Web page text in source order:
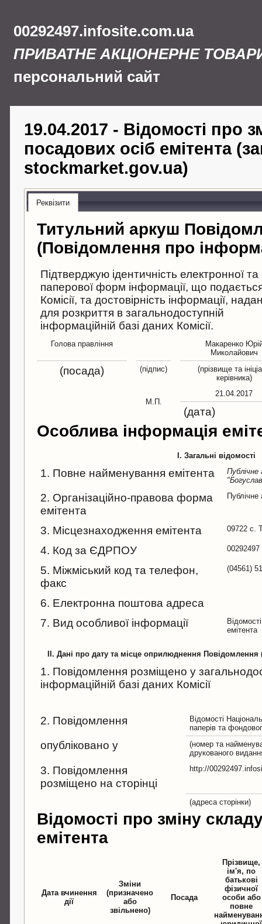
00292497.infosite.com.ua
ПРИВАТНЕ АКЦІОНЕРНЕ
персональний сайт
19.04.2017 - Відомості про
посадових осіб емітента
stockmarket.gov.ua)
Реквізити
Титульний аркуш
(Повідомлення про
Підтверджую ідентичність електронної та
паперової форм інформації, що
Комісії, та достовірність інформації,
для розкриття в загальнодоступній
інформаційній базі даних Комісії.
Голова правління
Макаренко
Миколайович
(посада) (підпис)
(прізвище та
керівника)
М.П.
21.04.2017
(дата)
Особлива інформація
I. Загальні відомості
1. Повне найменування емітента
2. Організаційно-правова форма
емітента
Публічне
3. Місцезнаходження емітента 09722 с.
4. Код за ЄДРПОУ 00292497
5. Міжміський код та телефон,
факс
(04561)
6. Електронна поштова адреса
7. Вид особливої інформації
емітента
II. Дані про дату та місце оприлюднення
1. Повідомлення розміщено у
інформаційній базі даних Комісії
2. Повідомлення
Відомості
паперів та
опубліковано у
(номер та
друкованого
3. Повідомлення
розміщено на сторінці
http://
(адреса сторінки)
Відомості про зміну
емітента
Дата вчинення
дії
Зміни
(призначено
або
звільнено)
Посада
Прізвище,
ім'я, по
батькові
фізичної
особи або
повне